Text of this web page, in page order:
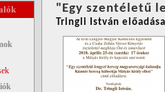
"Egy szentéletű
Tringli István előadása